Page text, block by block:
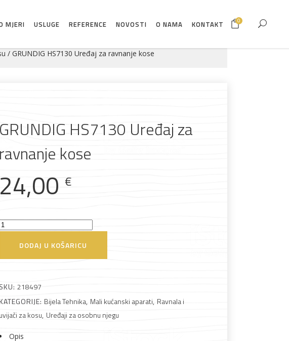
MJERI USLUGE REFERENCE NOVOSTI O NAMA KONTAKT 0
/ GRUNDIG HS7130 Uređaj za ravnanje kose
GRUNDIG HS7130 Uređaj za
ravnanje kose
24,00 €
GRUNDIG
Uređaj
kose
DODAJ U KOŠARICU
SKU: 218497
Bijela Tehnika, Mali kućanski aparati, Ravnala i
uvijači za kosu, Uređaji za osobnu njegu
Opis